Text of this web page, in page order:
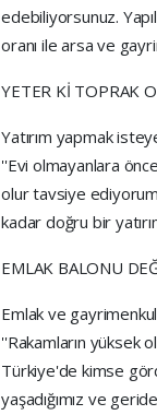
edebiliyorsunuz.
oranı ile arsa ve
YETER Kİ TOPRAK
Yatırım yapmak
''Evi olmayanlara
olur tavsiye
kadar doğru bir
EMLAK BALONU
Emlak ve
''Rakamların yüksek
Türkiye'de kimse
yaşadığımız ve